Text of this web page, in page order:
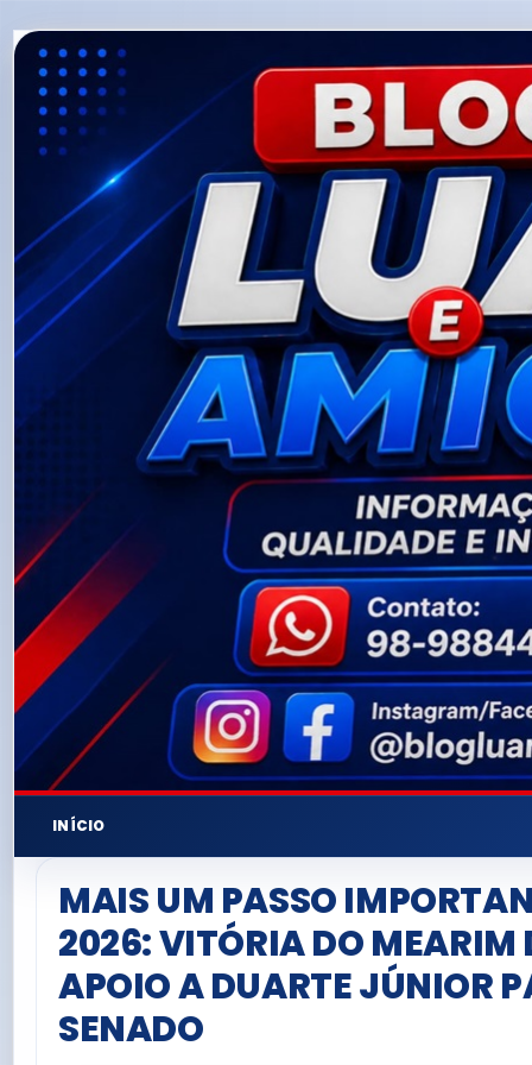
INÍCIO
MAIS UM PASSO
2026: VITÓRIA DO MEARIM
APOIO A DUARTE JÚNIOR
SENADO